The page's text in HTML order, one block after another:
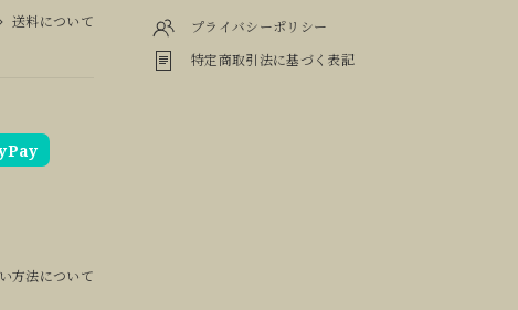
送料について
方法について
プライバシーポリシー
特定商取引法に基づく表記